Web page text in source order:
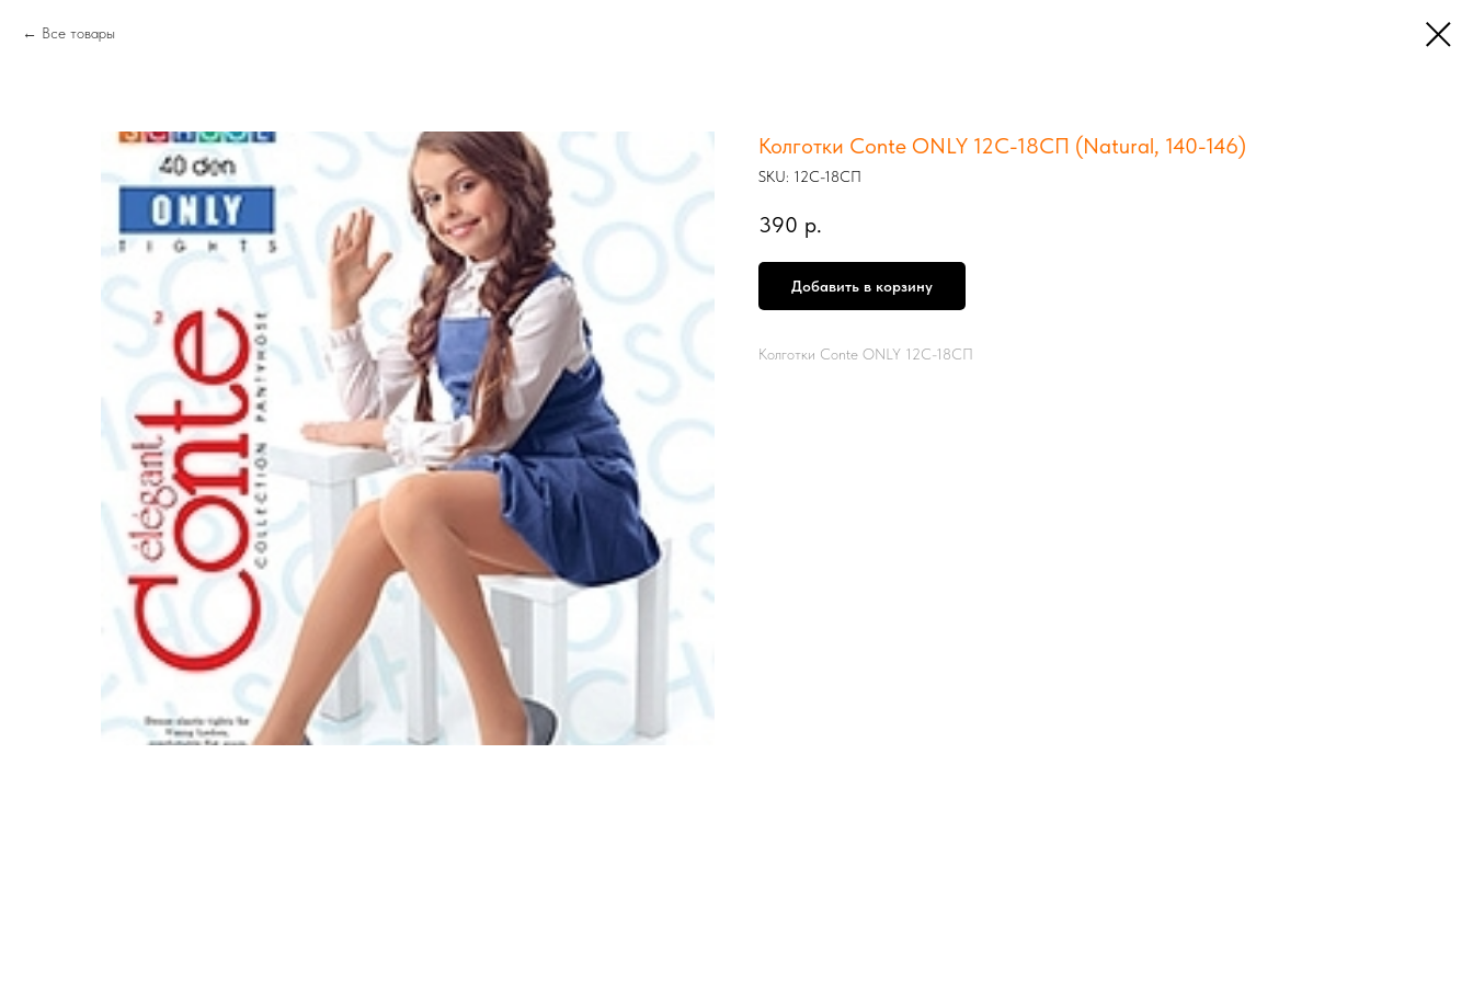
Все товары
Колготки Conte ONLY 12С-18СП (Natural, 140-146)
SKU: 12С-18СП
390 р.
Добавить в корзину
Колготки Conte ONLY 12С-18СП